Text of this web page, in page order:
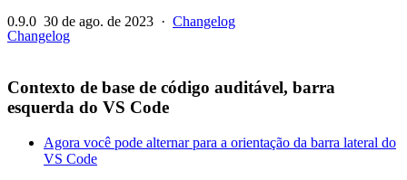
0.9.0 30 de ago. de 2023 · Changelog
Changelog
Contexto de base de código auditável, barra
esquerda do VS Code
Agora você pode alternar para a orientação da barra lateral do
VS Code